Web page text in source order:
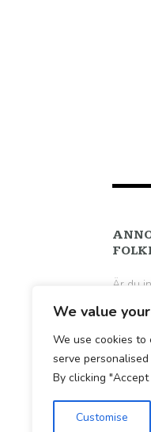
We value
We use cookies to
serve
By clicking
Customise
Är du
till oss
vidare